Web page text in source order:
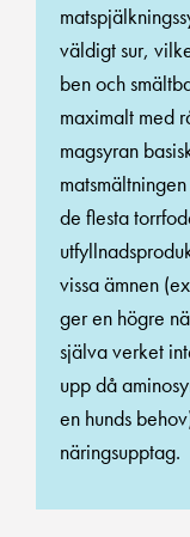
väldigt sur,
ben och
maximalt med
magsyran
de flesta
vissa ämnen
ger en högre
själva verket
upp då
en hunds
näringsupptag.